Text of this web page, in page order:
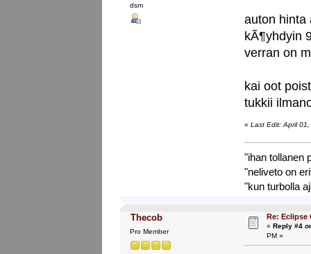
dsm
auton hinta
kÃ¶yhdyin
verran on
kai oot
tukkii
«Last Edit: April
"ihan tollanen
"neliveto on
"kun turbolla
Thecob
Pro Member
Re: Eclipse
« Reply #4
PM »